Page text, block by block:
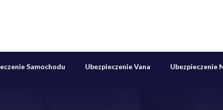
Samochodu Ubezpieczenie Vana Ubezpieczenie